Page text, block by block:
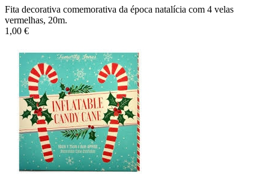
Fita decorativa comemorativa da época natalícia com 4 velas
vermelhas, 20m.
1,00 €